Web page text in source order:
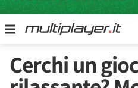
Cerchi un